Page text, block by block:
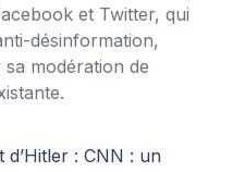
et Twitter, qui
désinformation,
modération de
d’Hitler : CNN : un